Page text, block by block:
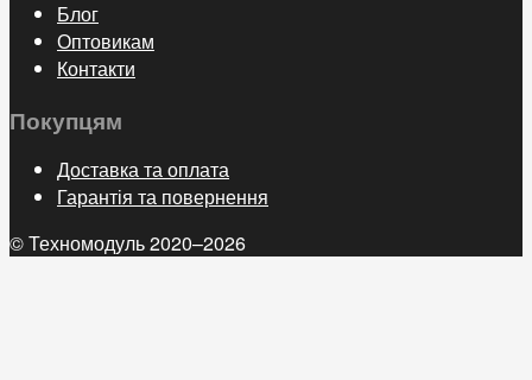
Блог
Оптовикам
Контакти
Покупцям
Доставка та оплата
Гарантія та повернення
© Техномодуль 2020–2026